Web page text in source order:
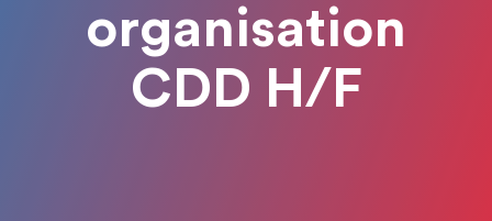
organisation
CDD H/F